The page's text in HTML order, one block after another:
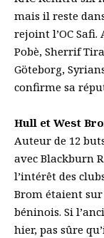
mais il reste
rejoint l’OC Safi.
Pobè, Sherrif
Göteborg,
confirme sa
Hull et West
Auteur de 12
avec Blackburn
l’intérêt des
Brom étaient
béninois. Si
hier, pas sûre